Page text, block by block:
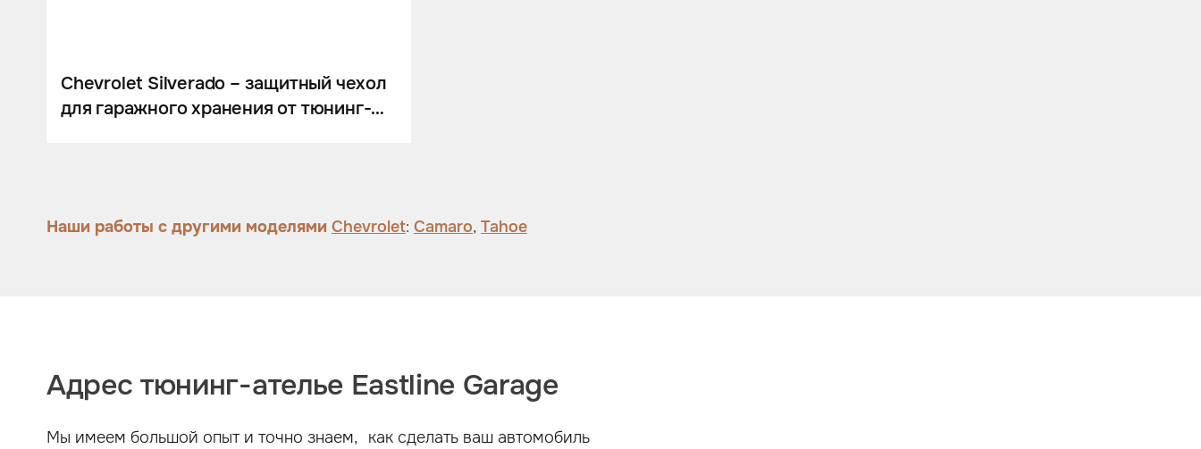
Активный выхлоп
Chevrolet Silverado – защитный чехол
для гаражного хранения от тюнинг-
Наши работы с другими моделями Chevrolet: Camaro, Tahoe
Адрес тюнинг-ателье Eastline Garage
Мы имеем большой опыт и точно знаем, как сделать ваш автомобиль